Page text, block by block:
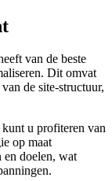
van de beste
Dit omvat
de site-structuur,
u profiteren van
op maat
doelen, wat